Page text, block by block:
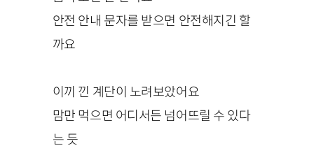
안전 안내 문자를 받으면 안전해지긴 할
까요
이끼 낀 계단이 노려보았어요
맘만 먹으면 어디서든 넘어뜨릴 수 있다
는 듯